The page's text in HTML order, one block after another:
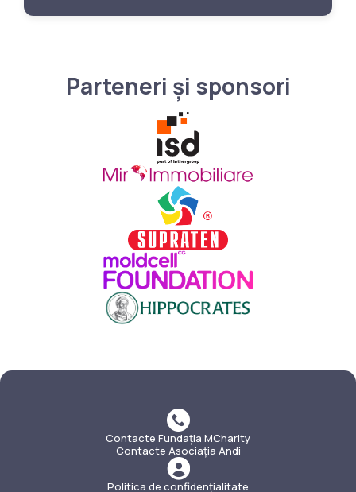
Parteneri și sponsori
Contacte Fundația MCharity
Contacte Asociația Andi
Politica de confidențialitate